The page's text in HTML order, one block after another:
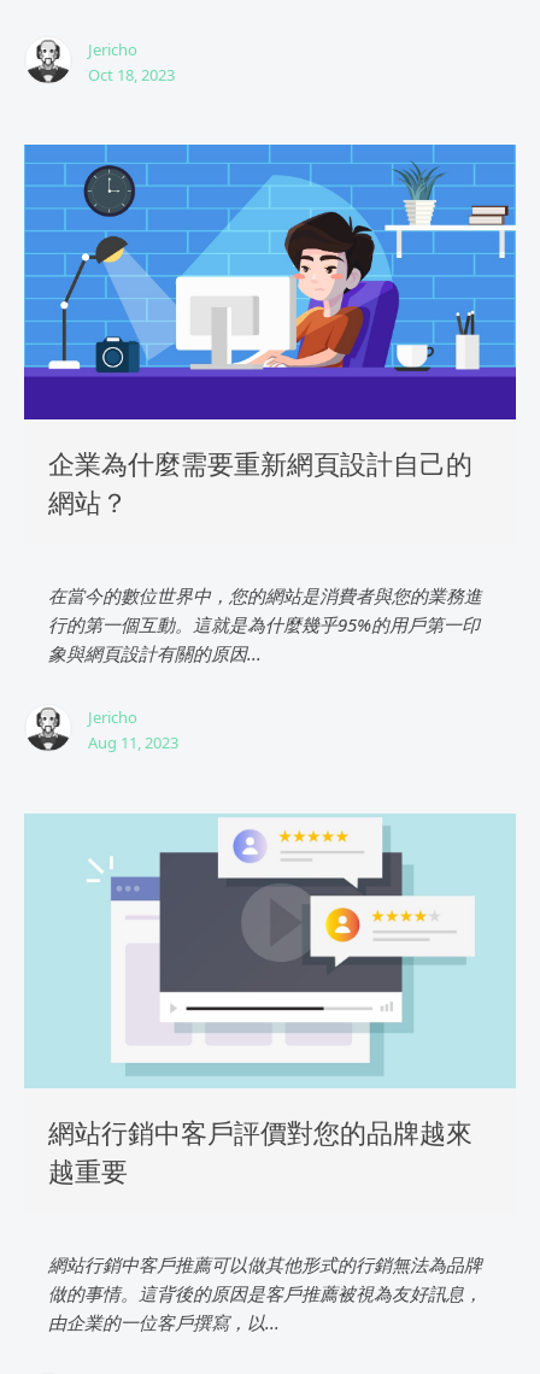
Jericho
Oct 18, 2023
企業為什麼需要重新網頁設計自己的
網站？
在當今的數位世界中，您的網站是消費者與您的業務進
行的第一個互動。這就是為什麼幾乎95%的用戶第一印
象與網頁設計有關的原因...
Jericho
Aug 11, 2023
網站行銷中客戶評價對您的品牌越來
越重要
網站行銷中客戶推薦可以做其他形式的行銷無法為品牌
做的事情。這背後的原因是客戶推薦被視為友好訊息，
由企業的一位客戶撰寫，以...